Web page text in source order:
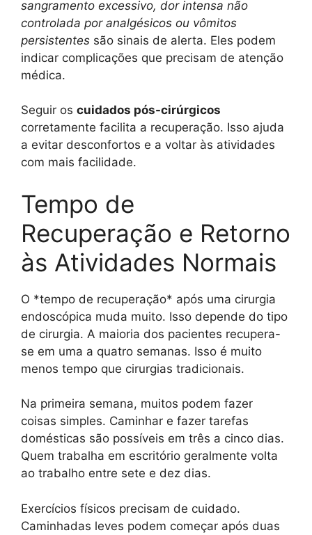
sangramento excessivo, dor intensa não
controlada por analgésicos ou vômitos
persistentes são sinais de alerta. Eles podem
indicar complicações que precisam de atenção
médica.
Seguir os cuidados pós-cirúrgicos
corretamente facilita a recuperação. Isso ajuda
a evitar desconfortos e a voltar às atividades
com mais facilidade.
Tempo de
Recuperação e Retorno
às Atividades Normais
O *tempo de recuperação* após uma cirurgia
endoscópica muda muito. Isso depende do tipo
de cirurgia. A maioria dos pacientes recupera-
se em uma a quatro semanas. Isso é muito
menos tempo que cirurgias tradicionais.
Na primeira semana, muitos podem fazer
coisas simples. Caminhar e fazer tarefas
domésticas são possíveis em três a cinco dias.
Quem trabalha em escritório geralmente volta
ao trabalho entre sete e dez dias.
Exercícios físicos precisam de cuidado.
Caminhadas leves podem começar após duas